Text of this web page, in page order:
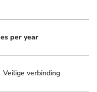
per year
Veilige verbinding